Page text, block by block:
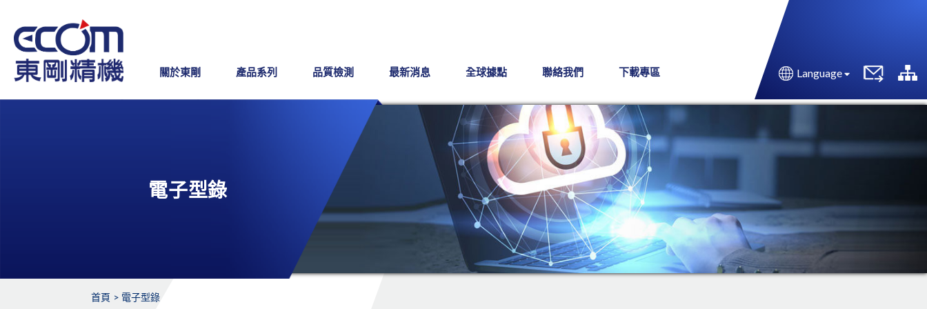
Language
關於東剛 產品系列 品質檢測 最新消息 全球據點 聯絡我們 下載專區
電子型錄
首頁 電子型錄